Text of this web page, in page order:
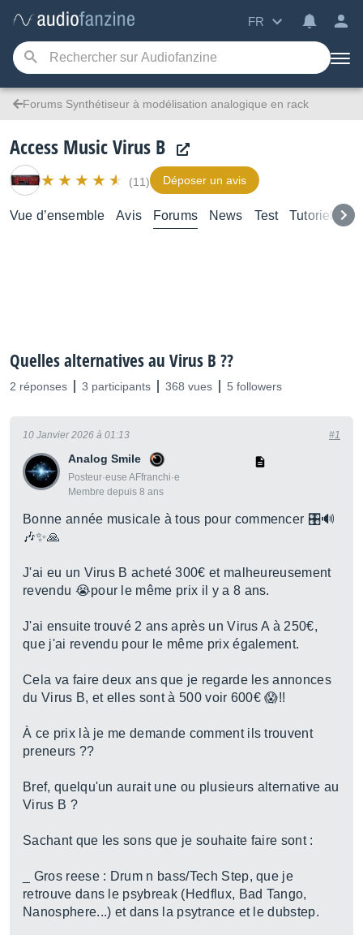
FR
Forums Synthétiseur à modélisation analogique en rack
Access Music Virus B
(11) Déposer un avis
Vue d’ensemble Avis Forums News Test Tutoriels
Quelles alternatives au Virus B ??
2 réponses 3 participants 368 vues 5 followers
Analog Smile
Posteur·euse AFfranchi·e
Membre depuis 8 ans
10 Janvier 2026 à 01:13 #1
Bonne année musicale à tous pour commencer 🎛️🔊
🎶✨🙏
J'ai eu un Virus B acheté 300€ et malheureusement
revendu 😭pour le même prix il y a 8 ans.
J'ai ensuite trouvé 2 ans après un Virus A à 250€,
que j'ai revendu pour le même prix également.
Cela va faire deux ans que je regarde les annonces
du Virus B, et elles sont à 500 voir 600€ 😱!!
À ce prix là je me demande comment ils trouvent
preneurs ??
Bref, quelqu'un aurait une ou plusieurs alternative au
Virus B ?
Sachant que les sons que je souhaite faire sont :
_ Gros reese : Drum n bass/Tech Step, que je
retrouve dans le psybreak (Hedflux, Bad Tango,
Nanosphere...) et dans la psytrance et le dubstep.